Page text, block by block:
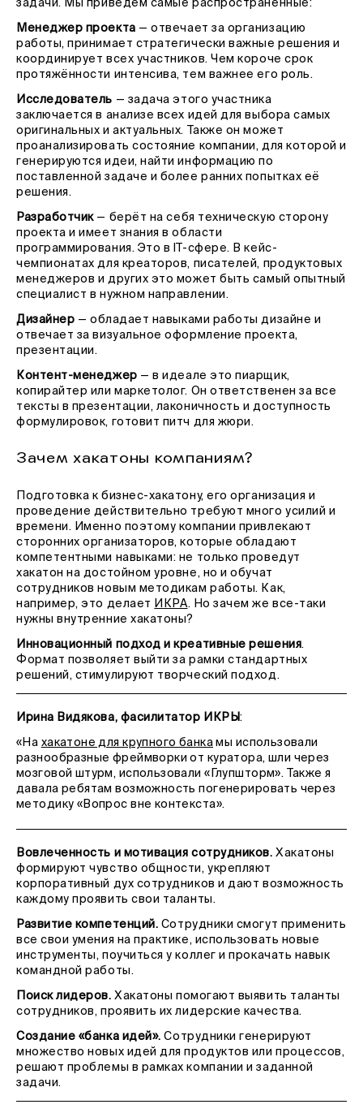
задачи. Мы приведём самые распространённые:
Менеджер проекта — отвечает за организацию
работы, принимает стратегически важные решения и
координирует всех участников. Чем короче срок
протяжённости интенсива, тем важнее его роль.
Исследователь — задача этого участника
заключается в анализе всех идей для выбора самых
оригинальных и актуальных. Также он может
проанализировать состояние компании, для которой и
генерируются идеи, найти информацию по
поставленной задаче и более ранних попытках её
решения.
Разработчик— берёт на себя техническую сторону
проекта и имеет знания в области
программирования. Это в IT-сфере. В кейс-
чемпионатах для креаторов, писателей, продуктовых
менеджеров и других это может быть самый опытный
специалист в нужном направлении.
Дизайнер — обладает навыками работы дизайне и
отвечает за визуальное оформление проекта,
презентации.
Контент-менеджер — в идеале это пиарщик,
копирайтер или маркетолог. Он ответственен за все
тексты в презентации, лаконичность и доступность
формулировок, готовит питч для жюри.
Зачем хакатоны компаниям?
Подготовка к бизнес-хакатону, его организация и
проведение действительно требуют много усилий и
времени. Именно поэтому компании привлекают
сторонних организаторов, которые обладают
компетентными навыками: не только проведут
хакатон на достойном уровне, но и обучат
сотрудников новым методикам работы. Как,
например, это делает ИКРА. Но зачем же все-таки
нужны внутренние хакатоны?
Инновационный подход и креативные решения.
Формат позволяет выйти за рамки стандартных
решений, стимулируют творческий подход.
Ирина Видякова, фасилитатор ИКРЫ:
«На хакатоне для крупного банка мы использовали
разнообразные фреймворки от куратора, шли через
мозговой штурм, использовали «Глупшторм». Также я
давала ребятам возможность погенерировать через
методику «Вопрос вне контекста».
Вовлеченность и мотивация сотрудников. Хакатоны
формируют чувство общности, укрепляют
корпоративный дух сотрудников и дают возможность
каждому проявить свои таланты.
Развитие компетенций. Сотрудники смогут применить
все свои умения на практике, использовать новые
инструменты, поучиться у коллег и прокачать навык
командной работы.
Поиск лидеров. Хакатоны помогают выявить таланты
сотрудников, проявить их лидерские качества.
Создание «банка идей». Сотрудники генерируют
множество новых идей для продуктов или процессов,
решают проблемы в рамках компании и заданной
задачи.